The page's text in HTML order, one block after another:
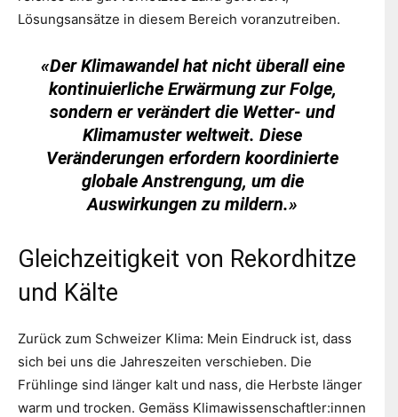
Lösungsansätze in diesem Bereich voranzutreiben.
«Der Klimawandel hat nicht überall eine
kontinuierliche Erwärmung zur Folge,
sondern er verändert die Wetter- und
Klimamuster weltweit. Diese
Veränderungen erfordern koordinierte
globale Anstrengung, um die
Auswirkungen zu mildern.»
Gleichzeitigkeit von Rekordhitze
und Kälte
Zurück zum Schweizer Klima: Mein Eindruck ist, dass
sich bei uns die Jahreszeiten verschieben. Die
Frühlinge sind länger kalt und nass, die Herbste länger
warm und trocken. Gemäss Klimawissenschaftler:innen